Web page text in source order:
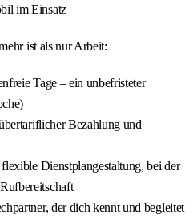
im Einsatz
ist als nur Arbeit:
Tage – ein unbefristeter
Bezahlung und
Dienstplangestaltung, bei der
der dich kennt und begleitet